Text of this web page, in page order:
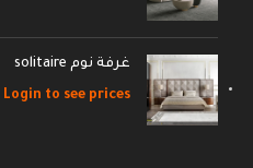
غرفة نوم solitaire
Login to see prices